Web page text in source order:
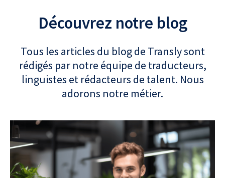
Découvrez notre blog
Tous les articles du blog de Transly sont
rédigés par notre équipe de traducteurs,
linguistes et rédacteurs de talent. Nous
adorons notre métier.